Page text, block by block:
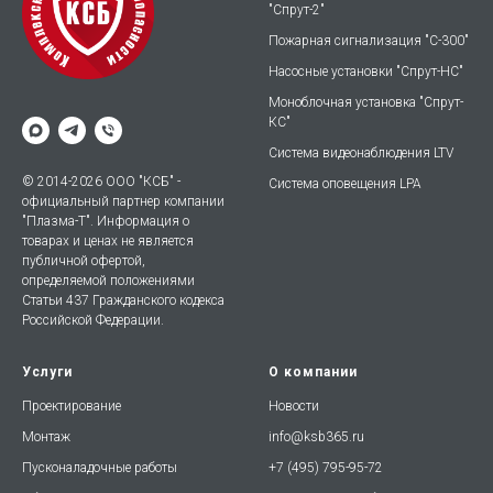
© 2014-2026 ООО "КСБ" -
официальный партнер компании
"Плазма-Т". Информация о
товарах и ценах не является
публичной офертой,
определяемой положениями
Статьи 437 Гражданского кодекса
Российской Федерации.
"Спрут-2"
Пожарная сигнализация "С-300"
Насосные установки "Спрут-НС"
Моноблочная установка "Спрут-
КС"
Система видеонаблюдения LTV
Система оповещения LPA
Услуги
Проектирование
Монтаж
Пусконаладочные работы
О компании
Новости
info@ksb365.ru
+7 (495) 795-95-72